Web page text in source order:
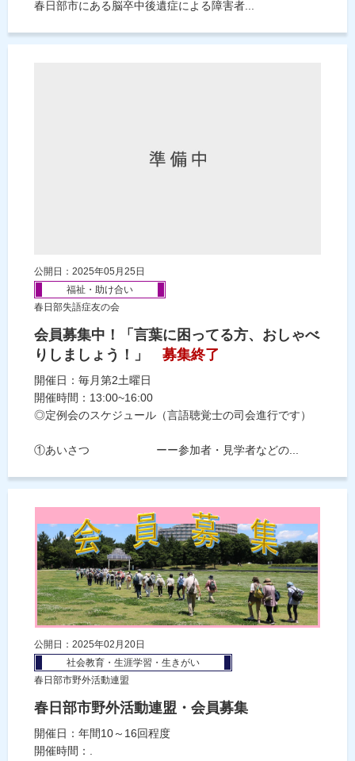
春日部市にある脳卒中後遺症による障害者...
公開日：2025年05月25日
福祉・助け合い
春日部失語症友の会
会員募集中！「言葉に困ってる方、おしゃべ
りしましょう！」
募集終了
開催日：毎月第2土曜日
開催時間：13:00~16:00
◎定例会のスケジュール（言語聴覚士の司会進行です）
①あいさつ ーー参加者・見学者などの...
公開日：2025年02月20日
社会教育・生涯学習・生きがい
春日部市野外活動連盟
春日部市野外活動連盟・会員募集
開催日：年間10～16回程度
開催時間：.